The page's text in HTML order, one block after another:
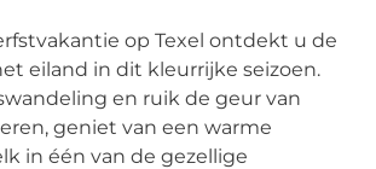
op Texel ontdekt u de
eiland in dit kleurrijke seizoen.
en ruik de geur van
geniet van een warme
in één van de gezellige